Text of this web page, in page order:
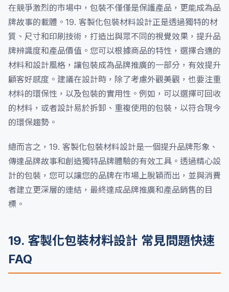
在競爭激烈的市場中，包裝不僅僅是保護產品，更能成為品
牌故事的載體。19. 客製化包裝材料設計正是透過獨特的材
質、尺寸和印刷技術，打造出與眾不同的視覺效果，提升品
牌辨識度和產品價值。您可以根據商品的特性，選擇合適的
材料和設計風格，讓包裝成為品牌推廣的一部分，有效提升
顧客好感度。建議在設計時，除了考慮外觀美觀，也要注重
材料的環保性，以及包裝的實用性。例如，可以選擇可回收
的材料，或者設計易於拆卸、重複使用的包裝，以符合現今
的環保趨勢。
總而言之，19. 客製化包裝材料設計是一個提升品牌形象、
傳達品牌故事和創造獨特品牌體驗的有效工具。透過精心設
計的包裝，您可以讓您的品牌在市場上脫穎而出，並與消費
者建立更深層的連結，最終達成品牌推廣和產品銷售的目
標。
19. 客製化包裝材料設計 常見問題快速
FAQ